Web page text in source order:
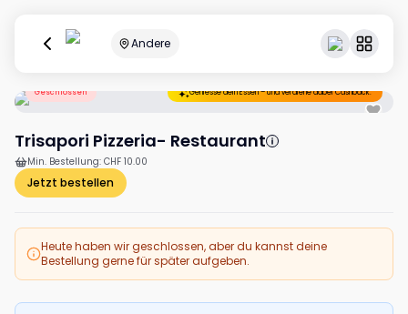
Andere
Geschlossen Geniesse dein Essen – und verdiene dabei Cashback.
Trisapori Pizzeria- Restaurant
Min. Bestellung: CHF 10.00
Jetzt bestellen
Heute haben wir geschlossen, aber du kannst deine
Bestellung gerne für später aufgeben.